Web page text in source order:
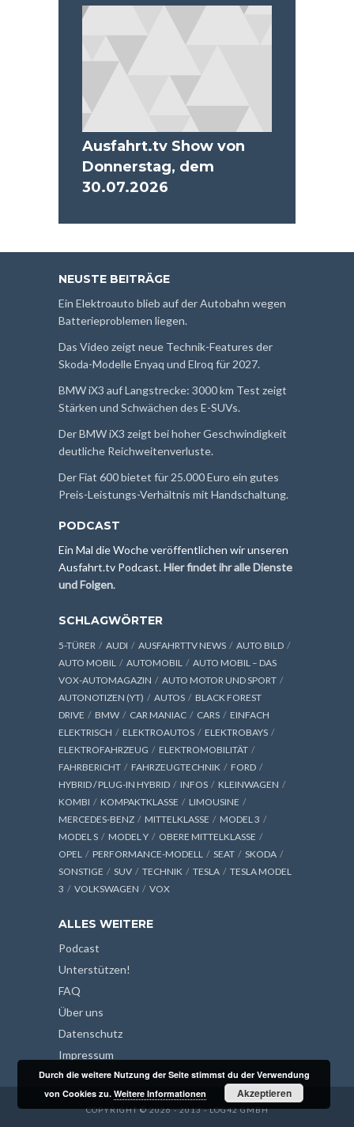
Ausfahrt.tv Show von
Donnerstag, dem
30.07.2026
NEUSTE BEITRÄGE
Ein Elektroauto blieb auf der Autobahn wegen
Batterieproblemen liegen.
Das Video zeigt neue Technik-Features der
Skoda-Modelle Enyaq und Elroq für 2027.
BMW iX3 auf Langstrecke: 3000 km Test zeigt
Stärken und Schwächen des E-SUVs.
Der BMW iX3 zeigt bei hoher Geschwindigkeit
deutliche Reichweitenverluste.
Der Fiat 600 bietet für 25.000 Euro ein gutes
Preis-Leistungs-Verhältnis mit Handschaltung.
PODCAST
Ein Mal die Woche veröffentlichen wir unseren
Ausfahrt.tv Podcast.Hier findet ihr alle Dienste
und Folgen.
SCHLAGWÖRTER
5-TÜRER AUDI AUSFAHRTTV NEWS
AUTO BILD
AUTO MOBIL
AUTOMOBIL
AUTO MOBIL – DAS
VOX-AUTOMAGAZIN
AUTO MOTOR UND SPORT
AUTONOTIZEN (YT)
AUTOS
BLACK FOREST
DRIVE
BMW CAR MANIAC CARS
EINFACH
ELEKTRISCH
ELEKTROAUTOS
ELEKTROBAYS
ELEKTROFAHRZEUG
ELEKTROMOBILITÄT
FAHRBERICHT
FAHRZEUGTECHNIK
FORD
HYBRID / PLUG-IN HYBRID
INFOS
KLEINWAGEN
KOMBI
KOMPAKTKLASSE
LIMOUSINE
MERCEDES-BENZ
MITTELKLASSE
MODEL 3
MODEL S
MODEL Y
OBERE MITTELKLASSE
OPEL
PERFORMANCE-MODELL SEAT
SKODA
SONSTIGE
SUV TECHNIK TESLA
TESLA MODEL
3
VOLKSWAGEN VOX
ALLES WEITERE
Podcast
Unterstützen!
FAQ
Über uns
Datenschutz
Impressum
COPYRIGHT © 2026 - 2013 - LOG42 GMBH
Durch die weitere Nutzung der Seite stimmst du der Verwendung
von Cookies zu.Weitere Informationen Akzeptieren